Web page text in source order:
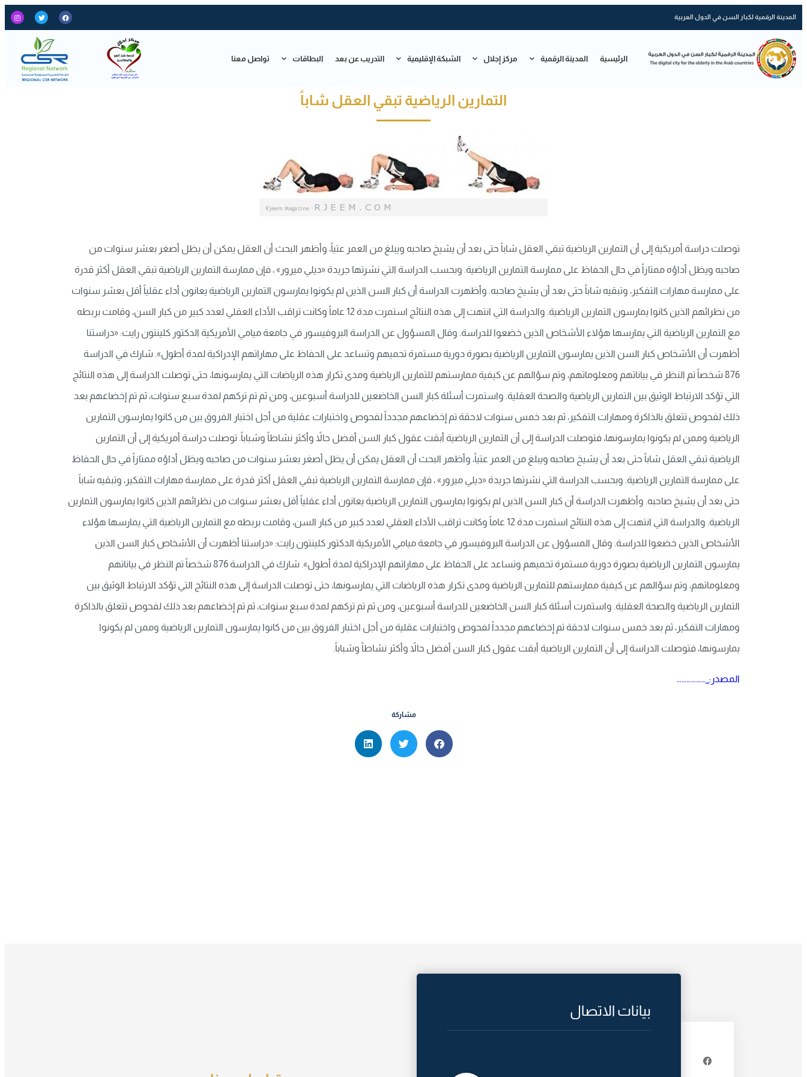
المدينة الرقمية لكبار السن في الدول العربية
الرئيسية المدينة الرقمية مركز إجلال الشبكة الإقليمية التدريب عن بعد البطاقات تواصل معنا
التمارين الرياضية تبقي العقل شاباً
توصلت دراسة أمريكية إلى أن التمارين الرياضية تبقي العقل شاباً حتى بعد أن يشيخ صاحبه ويبلغ من العمر عتياً، وأظهر البحث أن العقل يمكن أن يظل أصغر بعشر سنوات من
صاحبه ويظل أداؤه ممتازاً في حال الحفاظ على ممارسة التمارين الرياضية. وبحسب الدراسة التي نشرتها جريدة «ديلي ميرور» ، فإن ممارسة التمارين الرياضية تبقي العقل أكثر قدرة
على ممارسة مهارات التفكير، وتبقيه شاباً حتى بعد أن يشيخ صاحبه. وأظهرت الدراسة أن كبار السن الذين لم يكونوا يمارسون التمارين الرياضية يعانون أداء عقلياً أقل بعشر سنوات
من نظرائهم الذين كانوا يمارسون التمارين الرياضية. والدراسة التي انتهت إلى هذه النتائج استمرت مدة 12 عاماً وكانت تراقب الأداء العقلي لعدد كبير من كبار السن، وقامت بربطه
مع التمارين الرياضية التي يمارسها هؤلاء الأشخاص الذين خضعوا للدراسة. وقال المسؤول عن الدراسة البروفيسور في جامعة ميامي الأمريكية الدكتور كلينتون رايت: «دراستنا
أظهرت أن الأشخاص كبار السن الذين يمارسون التمارين الرياضية بصورة دورية مستمرة تحميهم وتساعد على الحفاظ على مهاراتهم الإدراكية لمدة أطول». شارك في الدراسة
876 شخصاً تم النظر في بياناتهم ومعلوماتهم، وتم سؤالهم عن كيفية ممارستهم للتمارين الرياضية ومدى تكرار هذه الرياضات التي يمارسونها، حتى توصلت الدراسة إلى هذه النتائج
التي تؤكد الارتباط الوثيق بين التمارين الرياضية والصحة العقلية. واستمرت أسئلة كبار السن الخاضعين للدراسة أسبوعين، ومن ثم تم تركهم لمدة سبع سنوات، ثم تم إخضاعهم بعد
ذلك لفحوص تتعلق بالذاكرة ومهارات التفكير، ثم بعد خمس سنوات لاحقة تم إخضاعهم مجدداً لفحوص واختبارات عقلية من أجل اختبار الفروق بين من كانوا يمارسون التمارين
الرياضية وممن لم يكونوا يمارسونها، فتوصلت الدراسة إلى أن التمارين الرياضية أبقت عقول كبار السن أفضل حالاً وأكثر نشاطاً وشباباً. توصلت دراسة أمريكية إلى أن التمارين
الرياضية تبقي العقل شاباً حتى بعد أن يشيخ صاحبه ويبلغ من العمر عتياً، وأظهر البحث أن العقل يمكن أن يظل أصغر بعشر سنوات من صاحبه ويظل أداؤه ممتازاً في حال الحفاظ
على ممارسة التمارين الرياضية. وبحسب الدراسة التي نشرتها جريدة «ديلي ميرور» ، فإن ممارسة التمارين الرياضية تبقي العقل أكثر قدرة على ممارسة مهارات التفكير، وتبقيه شاباً
حتى بعد أن يشيخ صاحبه. وأظهرت الدراسة أن كبار السن الذين لم يكونوا يمارسون التمارين الرياضية يعانون أداء عقلياً أقل بعشر سنوات من نظرائهم الذين كانوا يمارسون التمارين
الرياضية. والدراسة التي انتهت إلى هذه النتائج استمرت مدة 12 عاماً وكانت تراقب الأداء العقلي لعدد كبير من كبار السن، وقامت بربطه مع التمارين الرياضية التي يمارسها هؤلاء
الأشخاص الذين خضعوا للدراسة. وقال المسؤول عن الدراسة البروفيسور في جامعة ميامي الأمريكية الدكتور كلينتون رايت: «دراستنا أظهرت أن الأشخاص كبار السن الذين
يمارسون التمارين الرياضية بصورة دورية مستمرة تحميهم وتساعد على الحفاظ على مهاراتهم الإدراكية لمدة أطول». شارك في الدراسة 876 شخصاً تم النظر في بياناتهم
ومعلوماتهم، وتم سؤالهم عن كيفية ممارستهم للتمارين الرياضية ومدى تكرار هذه الرياضات التي يمارسونها، حتى توصلت الدراسة إلى هذه النتائج التي تؤكد الارتباط الوثيق بين
التمارين الرياضية والصحة العقلية. واستمرت أسئلة كبار السن الخاضعين للدراسة أسبوعين، ومن ثم تم تركهم لمدة سبع سنوات، ثم تم إخضاعهم بعد ذلك لفحوص تتعلق بالذاكرة
ومهارات التفكير، ثم بعد خمس سنوات لاحقة تم إخضاعهم مجدداً لفحوص واختبارات عقلية من أجل اختبار الفروق بين من كانوا يمارسون التمارين الرياضية وممن لم يكونوا
يمارسونها، فتوصلت الدراسة إلى أن التمارين الرياضية أبقت عقول كبار السن أفضل حالاً وأكثر نشاطاً وشباباً.
المصدر:_………………
مشاركة
بيانات الاتصال